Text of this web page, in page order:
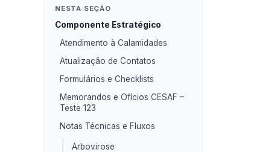
NESTA SEÇÃO
Componente Estratégico
Atendimento à Calamidades
Atualização de Contatos
Formulários e Checklists
Memorandos e Ofícios CESAF –
Teste 123
Notas Técnicas e Fluxos
Arbovirose